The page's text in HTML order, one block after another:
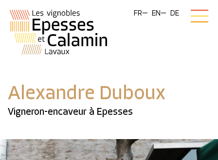
FR EN DE
Alexandre Duboux
Vigneron-encaveur à Epesses